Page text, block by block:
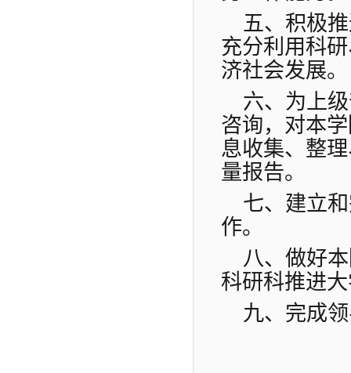
五、积极
充分利用科
济社会发展。
六、为上
咨询，对本
息收集、整
量报告。
七、建立
作。
八、做好
科研科推进
九、完成